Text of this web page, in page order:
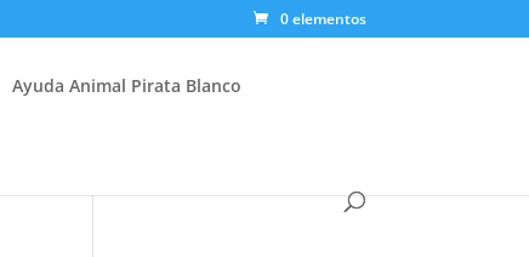
0 elementos
Ayuda Animal Pirata Blanco